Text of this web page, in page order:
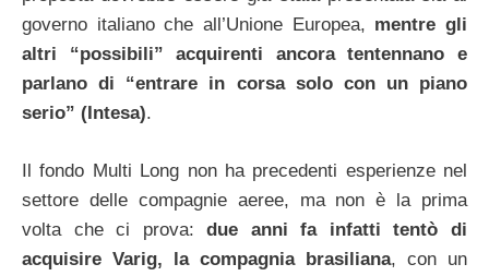
governo italiano che all’Unione Europea, mentre gli
altri “possibili” acquirenti ancora tentennano e
parlano di “entrare in corsa solo con un piano
serio” (Intesa).
Il fondo Multi Long non ha precedenti esperienze nel
settore delle compagnie aeree, ma non è la prima
volta che ci prova:due anni fa infatti tentò di
acquisire Varig, la compagnia brasiliana, con un